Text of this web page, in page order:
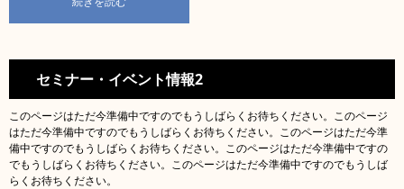
セミナー・イベント情報2
このページはただ今準備中ですのでもうしばらくお待ちください。このページ
はただ今準備中ですのでもうしばらくお待ちください。このページはただ今準
備中ですのでもうしばらくお待ちください。このページはただ今準備中ですの
でもうしばらくお待ちください。このページはただ今準備中ですのでもうしば
らくお待ちください。